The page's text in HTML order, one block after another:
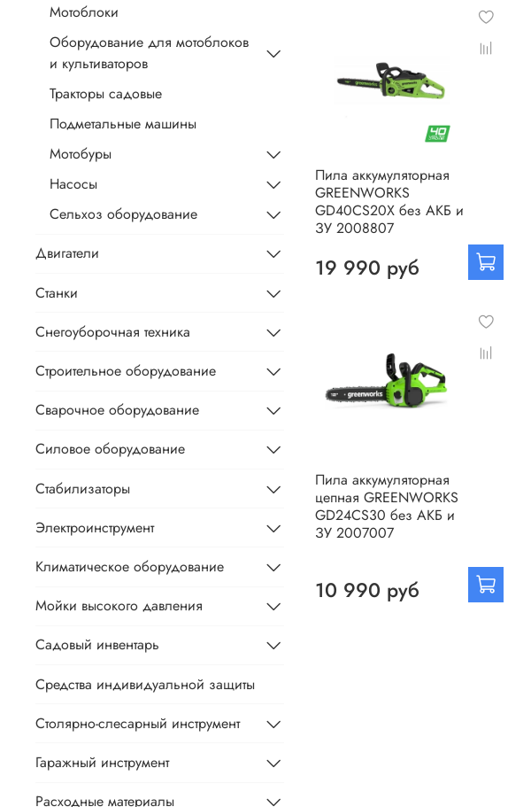
Пила аккумуляторная
GREENWORKS
GD40CS20X без АКБ и
ЗУ 2008807
19 990 руб
Пила аккумуляторная
цепная GREENWORKS
GD24CS30 без АКБ и
ЗУ 2007007
10 990 руб
Мотоблоки
Оборудование для мотоблоков
и культиваторов
Тракторы садовые
Подметальные машины
Мотобуры
Насосы
Сельхоз оборудование
Двигатели
Станки
Снегоуборочная техника
Строительное оборудование
Сварочное оборудование
Силовое оборудование
Стабилизаторы
Электроинструмент
Климатическое оборудование
Мойки высокого давления
Садовый инвентарь
Средства индивидуальной защиты
Столярно-слесарный инструмент
Гаражный инструмент
Расходные материалы